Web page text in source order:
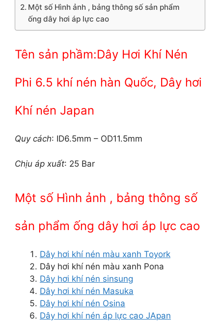
Một số Hình ảnh , bảng thông số sản phẩm
ống dây hơi áp lực cao
Tên sản phầm:Dây Hơi Khí Nén
Phi 6.5 khí nén hàn Quốc, Dây hơi
Khí nén Japan
Quy cách: ID6.5mm – OD11.5mm
Chịu áp xuất: 25 Bar
Một số Hình ảnh , bảng thông số
sản phẩm ống dây hơi áp lực cao
Dây hơi khí nén màu xanh Toyork
Dây hơi khí nén màu xanh Pona
Dây hơi khí nén sinsung
Dây hơi khí nén Masuka
Dây hơi khí nén Osina
Dây hơi khí nén áp lực cao JApan